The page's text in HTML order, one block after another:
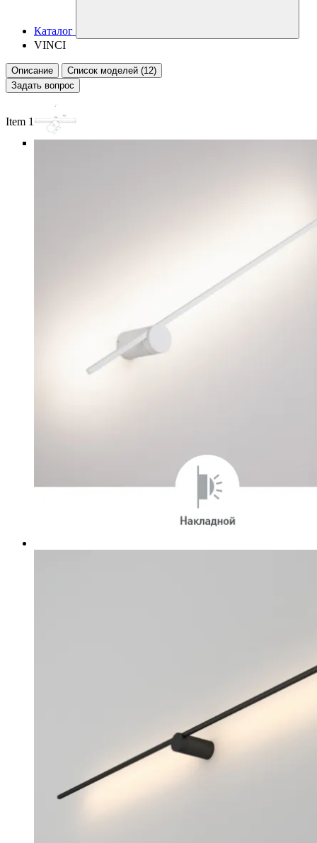
Каталог
VINCI
Описание
Список моделей (12)
Задать вопрос
Item 1 of 6